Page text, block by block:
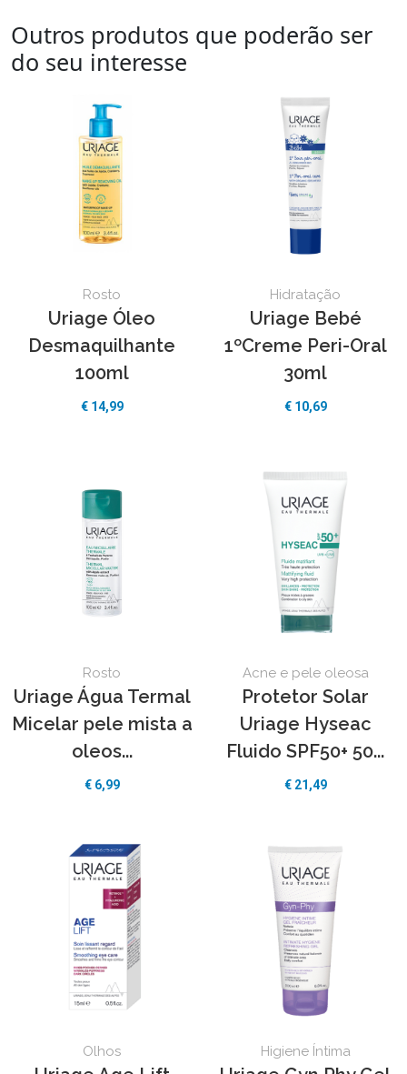
Outros produtos que poderão ser
do seu interesse
Rosto
Uriage Óleo
Desmaquilhante
100ml
€ 14,99
Hidratação
Uriage Bebé
1ºCreme Peri-Oral
30ml
€ 10,69
Rosto
Uriage Água Termal
Micelar pele mista a
oleos...
€ 6,99
Acne e pele oleosa
Protetor Solar
Uriage Hyseac
Fluido SPF50+ 50...
€ 21,49
Olhos Higiene Íntima